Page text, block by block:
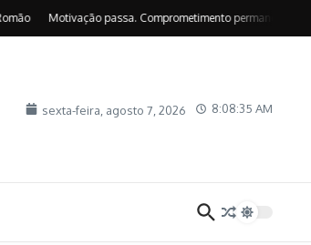
Motivação passa. Comprometimento permanece – por
sexta-feira, agosto 7, 2026 8:08:36 AM